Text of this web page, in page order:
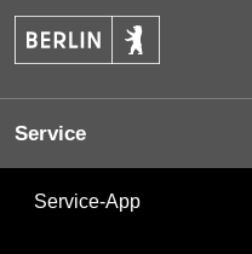
Service
Service-App